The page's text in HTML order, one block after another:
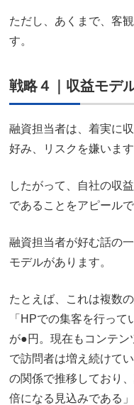
ただし、あくまで、客
す。
戦略４｜収益モデ
融資担当者は、着実に
好み、リスクを嫌います
したがって、自社の収
であることをアピール
融資担当者が好む話の
モデルがあります。
たとえば、これは複数
「HPでの集客を行っ
が●円。現在もコンテ
で訪問者は増え続けて
の関係で推移しており
倍になる見込みである